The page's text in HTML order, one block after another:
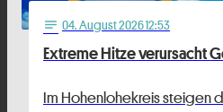
notes 04. August 2026 12:53
Extreme Hitze verursacht
Im Hohenlohekreis steigen